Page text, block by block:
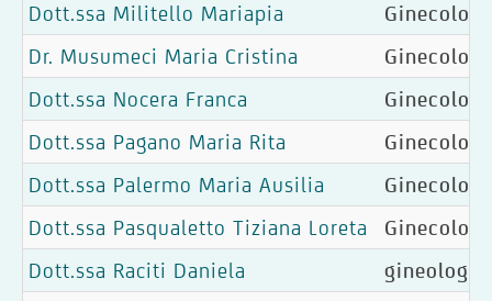
Dott.ssa Militello Mariapia
Dr. Musumeci Maria Cristina
Dott.ssa Nocera Franca
Dott.ssa Pagano Maria Rita
Dott.ssa Palermo Maria Ausilia
Dott.ssa Pasqualetto Tiziana Loreta
Dott.ssa Raciti Daniela